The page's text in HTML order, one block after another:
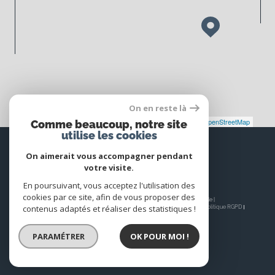
Leaflet|©JawgMaps © OpenStreetMap
Espace
PROPRIÉTAIRE
Se connecter
© 2026 | Tous droits réservés | Traduction powered by Google |
Nos honoraires
Plan du site Mentions légales Admin Nos liens
Politique RGPD
On en reste là
Comme beaucoup, notre site
utilise les cookies
On aimerait vous accompagner pendant
votre visite.
En poursuivant, vous acceptez l'utilisation des
cookies par ce site, afin de vous proposer des
contenus adaptés et réaliser des statistiques !
PARAMÉTRER OK POUR MOI !